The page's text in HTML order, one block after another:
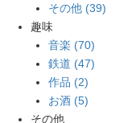
その他 (39)
趣味
音楽 (70)
鉄道 (47)
作品 (2)
お酒 (5)
その他